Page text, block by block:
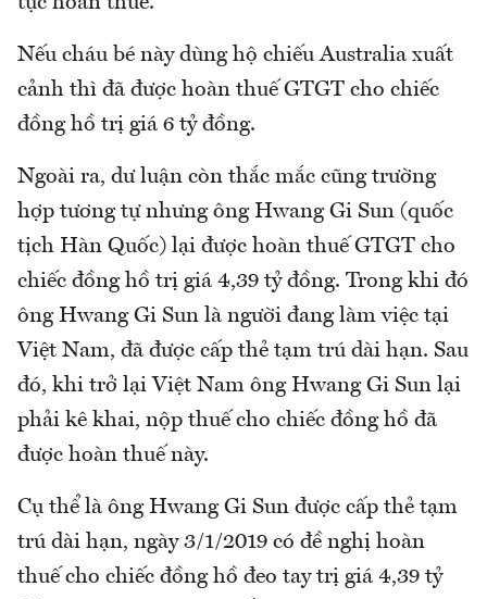
Nếu cháu bé này dùng hộ chiếu Australia xuất
cảnh thì đã được hoàn thuế GTGT cho chiếc
đồng hồ trị giá 6 tỷ đồng.
Ngoài ra, dư luận còn thắc mắc cũng trường
hợp tương tự nhưng ông Hwang Gi Sun (quốc
tịch Hàn Quốc) lại được hoàn thuế GTGT cho
chiếc đồng hồ trị giá 4,39 tỷ đồng. Trong khi đó
ông Hwang Gi Sun là người đang làm việc tại
Việt Nam, đã được cấp thẻ tạm trú dài hạn. Sau
đó, khi trở lại Việt Nam ông Hwang Gi Sun lại
phải kê khai, nộp thuế cho chiếc đồng hồ đã
được hoàn thuế này.
Cụ thể là ông Hwang Gi Sun được cấp thẻ tạm
trú dài hạn, ngày 3/1/2019 có đề nghị hoàn
thuế cho chiếc đồng hồ đeo tay trị giá 4,39 tỷ